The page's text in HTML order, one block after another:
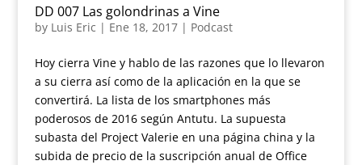
DD 007 Las golondrinas a Vine
by Luis Eric | Ene 18, 2017| Podcast
Hoy cierra Vine y hablo de las razones que lo llevaron
a su cierra así como de la aplicación en la que se
convertirá. La lista de los smartphones más
poderosos de 2016 según Antutu. La supuesta
subasta del Project Valerie en una página china y la
subida de precio de la suscripción anual de Office